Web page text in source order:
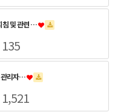
침 및 관련 …
관리자…